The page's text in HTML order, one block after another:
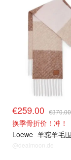
€259.00 €370.00
换季骨折价！冲！
Loewe 羊驼羊毛
@dealmoon.de